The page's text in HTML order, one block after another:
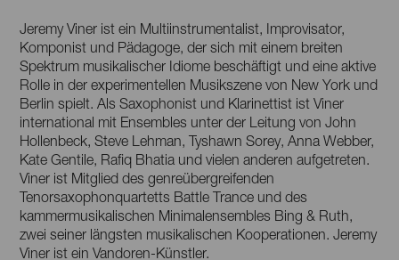
Jeremy Viner ist ein Multiinstrumentalist, Improvisator,
Komponist und Pädagoge, der sich mit einem breiten
Spektrum musikalischer Idiome beschäftigt und eine aktive
Rolle in der experimentellen Musikszene von New York und
Berlin spielt. Als Saxophonist und Klarinettist ist Viner
international mit Ensembles unter der Leitung von John
Hollenbeck, Steve Lehman, Tyshawn Sorey, Anna Webber,
Kate Gentile, Rafiq Bhatia und vielen anderen aufgetreten.
Viner ist Mitglied des genreübergreifenden
Tenorsaxophonquartetts Battle Trance und des
kammermusikalischen Minimalensembles Bing & Ruth,
zwei seiner längsten musikalischen Kooperationen. Jeremy
Viner ist ein Vandoren-Künstler.